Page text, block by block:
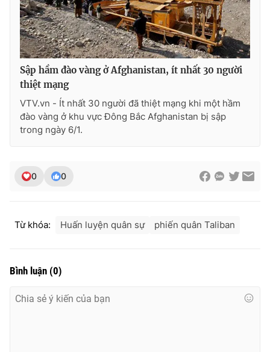
Video Shorts video
VTV Money VTV Thể thao
VTV Sức khoẻ Bất động sản
Thị trường 24h
VTV4 Vươn mình bằng AI
THỜI BÁO VTV
Sập hầm đào vàng ở Afghanistan, ít nhất 30 người
thiệt mạng
VTV.vn - Ít nhất 30 người đã thiệt mạng khi một hầm
đào vàng ở khu vực Đông Bắc Afghanistan bị sập
trong ngày 6/1.
0 0
Từ khóa: Huấn luyện quân sự phiến quân Taliban
Bình luận (0)